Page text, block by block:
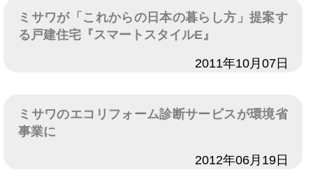
ミサワが「これからの日本の暮らし方」提案す
る戸建住宅『スマートスタイルE』
2011年10月07日
ミサワのエコリフォーム診断サービスが環境省
事業に
2012年06月19日